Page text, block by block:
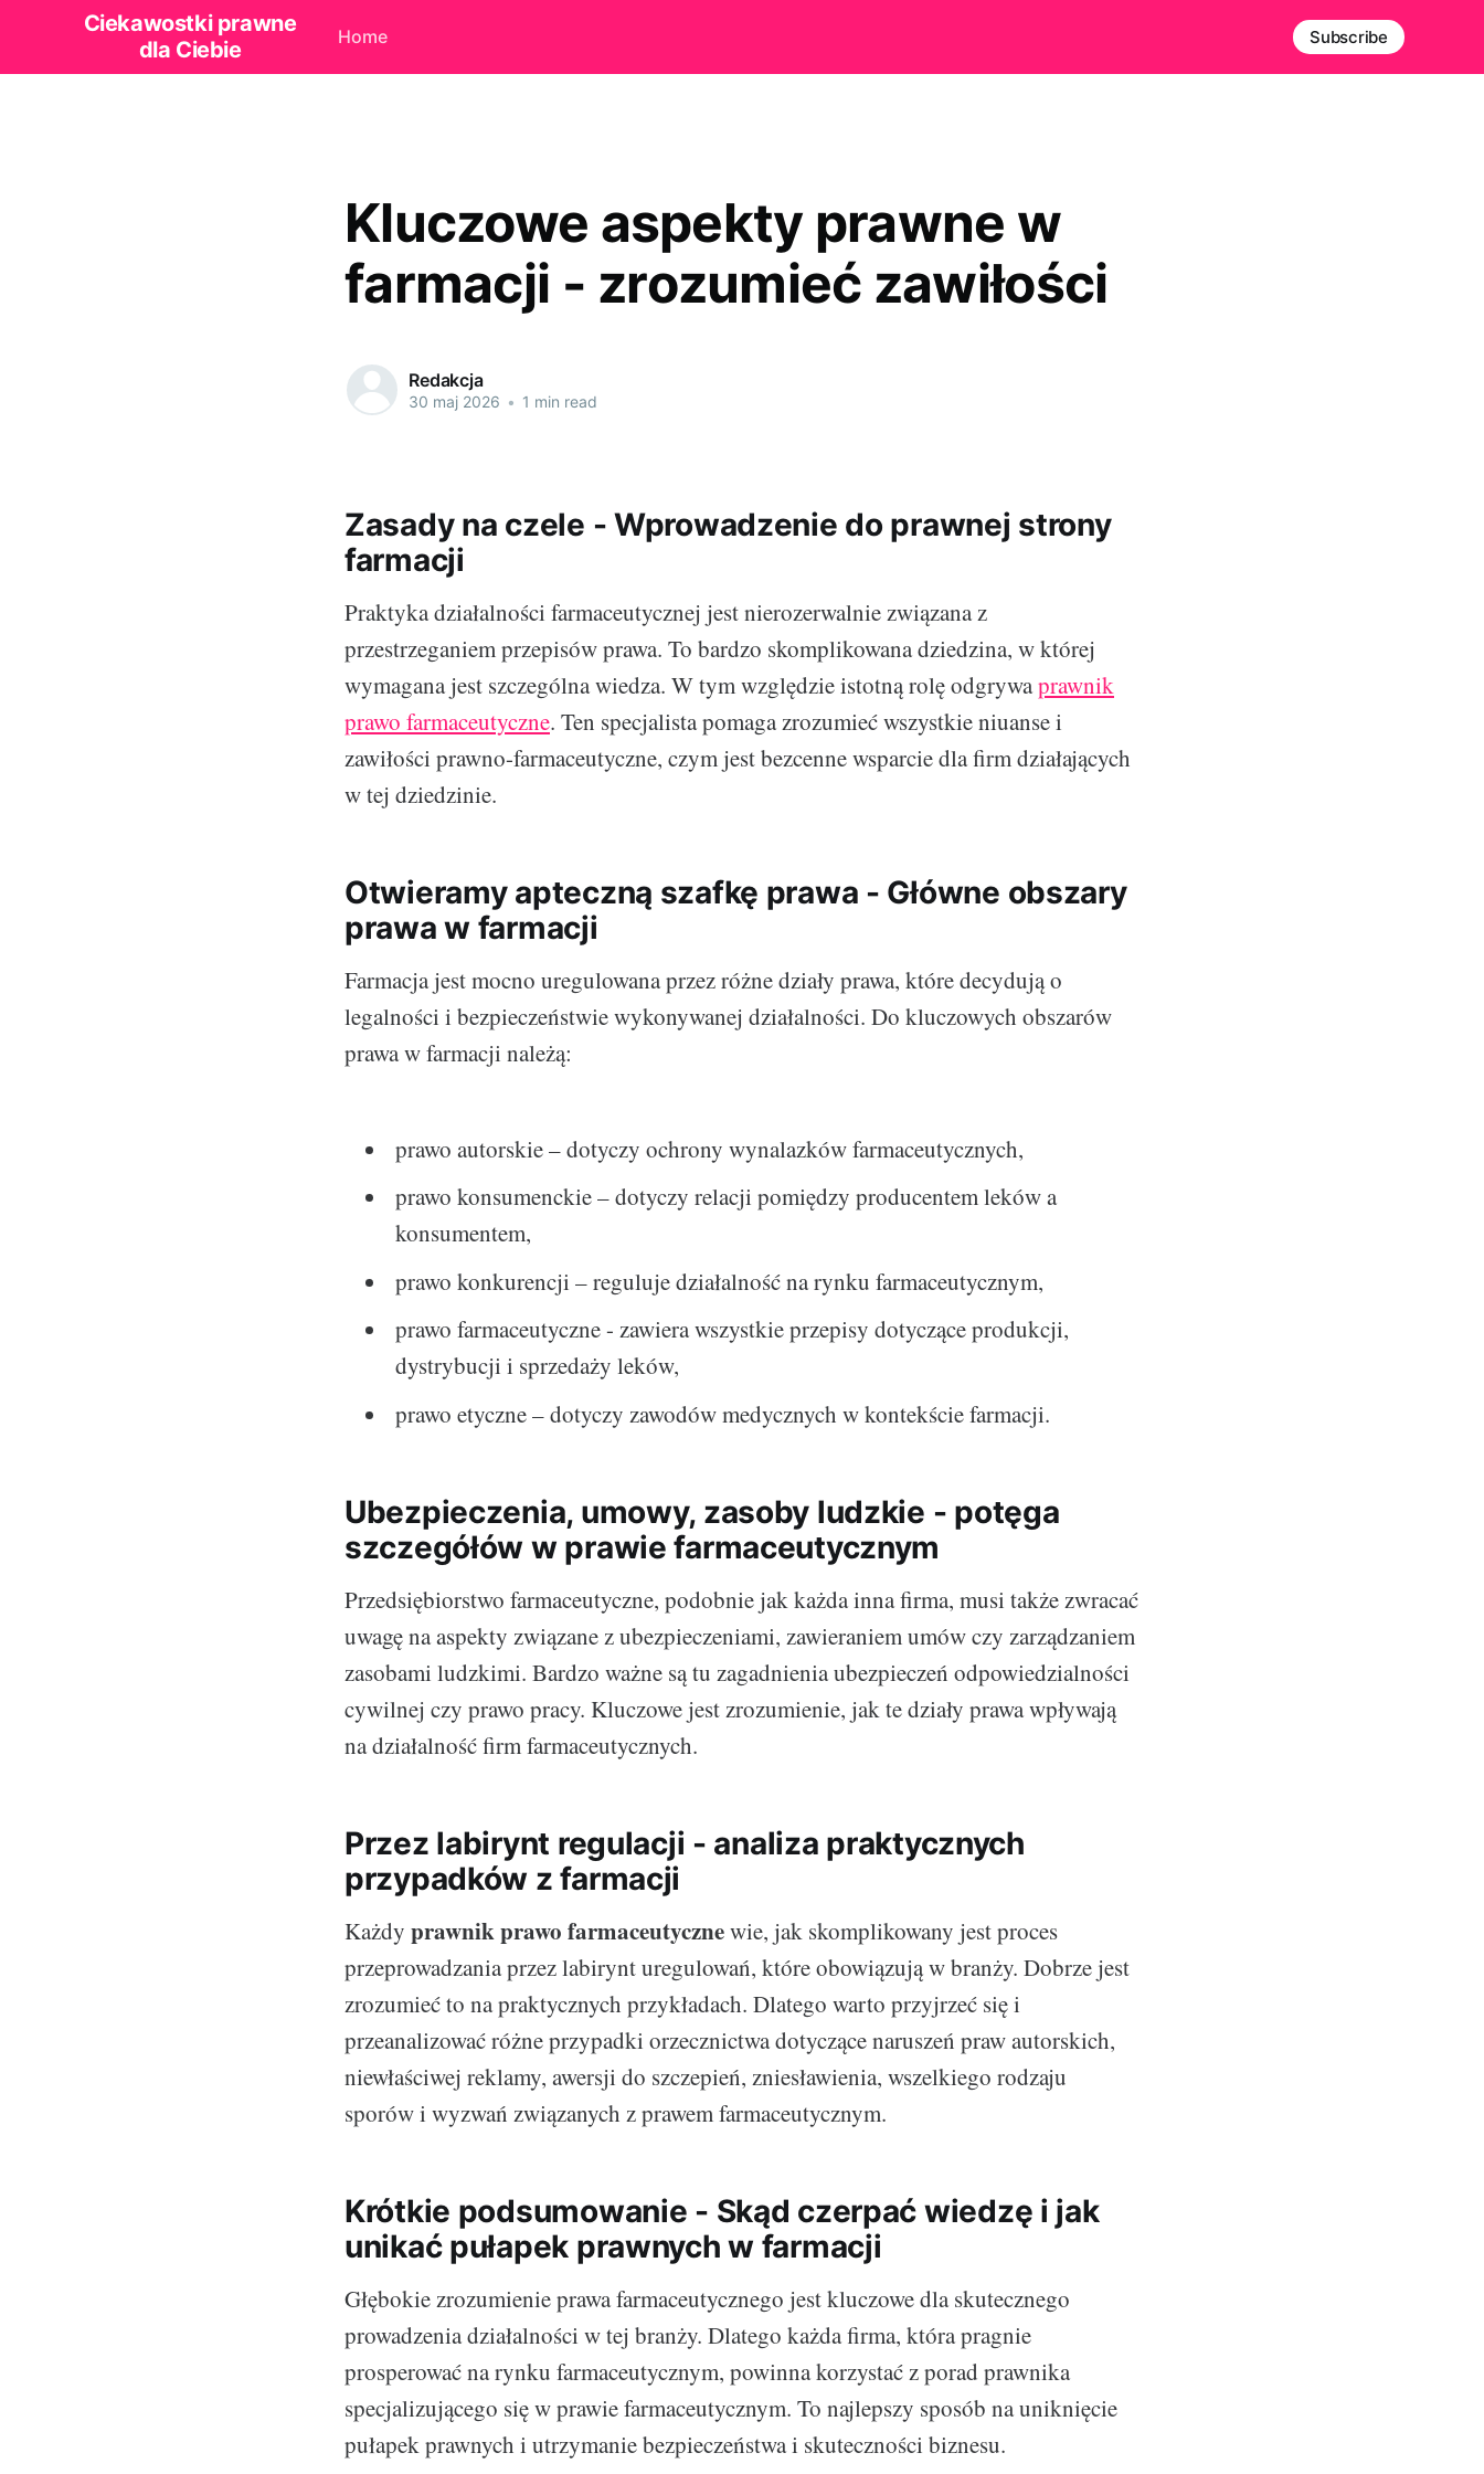
Ciekawostki prawne
dla Ciebie
Home Subscribe
Kluczowe aspekty prawne w
farmacji - zrozumieć zawiłości
Redakcja
30 maj 2026 • 1 min read
Zasady na czele - Wprowadzenie do prawnej strony
farmacji
Praktyka działalności farmaceutycznej jest nierozerwalnie związana z
przestrzeganiem przepisów prawa. To bardzo skomplikowana dziedzina, w której
wymagana jest szczególna wiedza. W tym względzie istotną rolę odgrywaprawnik
prawo farmaceutyczne. Ten specjalista pomaga zrozumieć wszystkie niuanse i
zawiłości prawno-farmaceutyczne, czym jest bezcenne wsparcie dla firm działających
w tej dziedzinie.
Otwieramy apteczną szafkę prawa - Główne obszary
prawa w farmacji
Farmacja jest mocno uregulowana przez różne działy prawa, które decydują o
legalności i bezpieczeństwie wykonywanej działalności. Do kluczowych obszarów
prawa w farmacji należą:
prawo autorskie – dotyczy ochrony wynalazków farmaceutycznych,
prawo konsumenckie – dotyczy relacji pomiędzy producentem leków a
konsumentem,
prawo konkurencji – reguluje działalność na rynku farmaceutycznym,
prawo farmaceutyczne - zawiera wszystkie przepisy dotyczące produkcji,
dystrybucji i sprzedaży leków,
prawo etyczne – dotyczy zawodów medycznych w kontekście farmacji.
Ubezpieczenia, umowy, zasoby ludzkie - potęga
szczegółów w prawie farmaceutycznym
Przedsiębiorstwo farmaceutyczne, podobnie jak każda inna firma, musi także zwracać
uwagę na aspekty związane z ubezpieczeniami, zawieraniem umów czy zarządzaniem
zasobami ludzkimi. Bardzo ważne są tu zagadnienia ubezpieczeń odpowiedzialności
cywilnej czy prawo pracy. Kluczowe jest zrozumienie, jak te działy prawa wpływają
na działalność firm farmaceutycznych.
Przez labirynt regulacji - analiza praktycznych
przypadków z farmacji
Każdy prawnik prawo farmaceutycznewie, jak skomplikowany jest proces
przeprowadzania przez labirynt uregulowań, które obowiązują w branży. Dobrze jest
zrozumieć to na praktycznych przykładach. Dlatego warto przyjrzeć się i
przeanalizować różne przypadki orzecznictwa dotyczące naruszeń praw autorskich,
niewłaściwej reklamy, awersji do szczepień, zniesławienia, wszelkiego rodzaju
sporów i wyzwań związanych z prawem farmaceutycznym.
Krótkie podsumowanie - Skąd czerpać wiedzę i jak
unikać pułapek prawnych w farmacji
Głębokie zrozumienie prawa farmaceutycznego jest kluczowe dla skutecznego
prowadzenia działalności w tej branży. Dlatego każda firma, która pragnie
prosperować na rynku farmaceutycznym, powinna korzystać z porad prawnika
specjalizującego się w prawie farmaceutycznym. To najlepszy sposób na uniknięcie
pułapek prawnych i utrzymanie bezpieczeństwa i skuteczności biznesu.